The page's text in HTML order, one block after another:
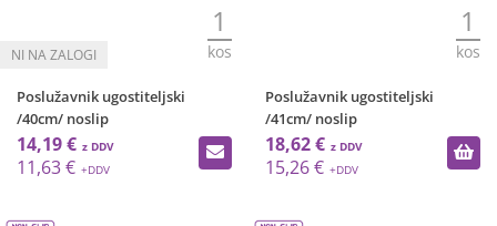
1
kos
Poslužavnik ugostiteljski
/40cm/ noslip
14,19 €
11,63 €
1
kos
Poslužavnik ugostiteljski
/41cm/ noslip
18,62 €
15,26 €